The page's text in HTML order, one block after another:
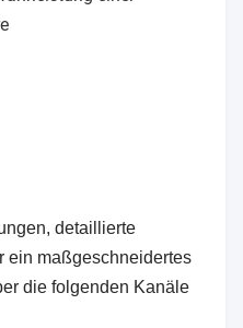
detaillierte
ein maßgeschneidertes
die folgenden Kanäle